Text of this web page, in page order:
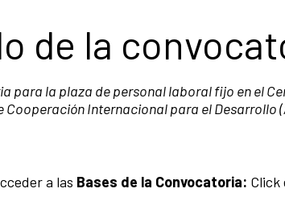
de la
para la plaza de personal laboral fijo en el
Cooperación Internacional para el Desarrollo
a las Bases de la Convocatoria: Click